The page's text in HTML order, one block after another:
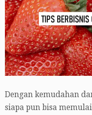
Dengan kemudahan
siapa pun bisa memulai